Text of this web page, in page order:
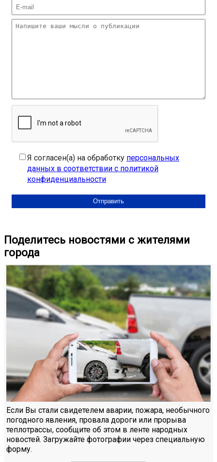
Я согласен(а) на обработку персональных
данных в соответствии с политикой
конфиденциальности
Поделитесь новостями с жителями
города
Если Вы стали свидетелем аварии, пожара, необычного
погодного явления, провала дороги или прорыва
теплотрассы, сообщите об этом в ленте народных
новостей. Загружайте фотографии через специальную
форму.